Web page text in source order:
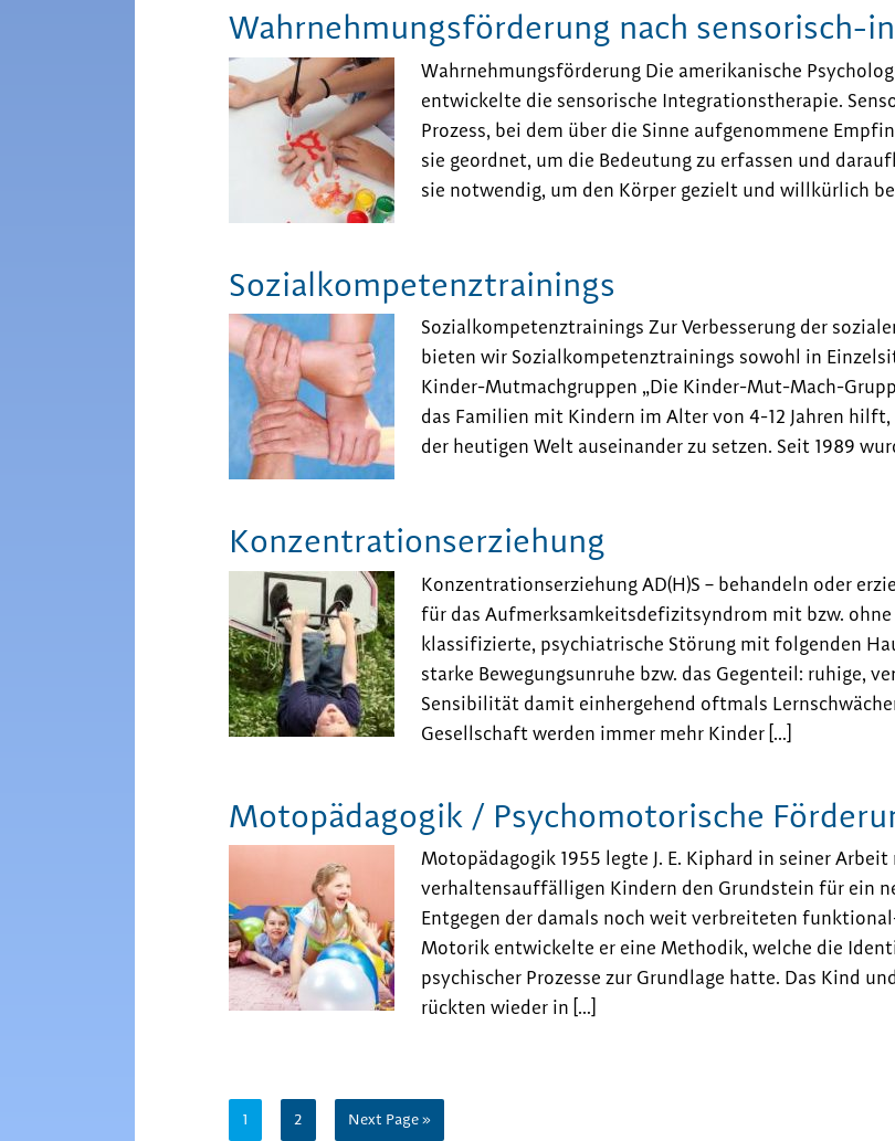
Wahrnehmungsförderung nach sensorisch-
Wahrnehmungsförderung Die amerikanische
entwickelte die sensorische Integrationstherapie.
Prozess, bei dem über die Sinne aufgenommene
sie geordnet, um die Bedeutung zu erfassen und
sie notwendig, um den Körper gezielt und willkürlich
Sozialkompetenztrainings
Sozialkompetenztrainings Zur Verbesserung der
bieten wir Sozialkompetenztrainings sowohl in
Kinder-Mutmachgruppen „Die Kinder-Mut-Mach-
das Familien mit Kindern im Alter von 4-12 Jahren
der heutigen Welt auseinander zu setzen. Seit 1989
Konzentrationserziehung
Konzentrationserziehung AD(H)S – behandeln oder
für das Aufmerksamkeitsdefizitsyndrom mit bzw.
klassifizierte, psychiatrische Störung mit folgenden
starke Bewegungsunruhe bzw. das Gegenteil: ruhige,
Sensibilität damit einhergehend oftmals
Gesellschaft werden immer mehr Kinder […]
Motopädagogik / Psychomotorische
Motopädagogik 1955 legte J. E. Kiphard in seiner
verhaltensauffälligen Kindern den Grundstein für ein
Entgegen der damals noch weit verbreiteten
Motorik entwickelte er eine Methodik, welche die
psychischer Prozesse zur Grundlage hatte. Das Kind
rückten wieder in […]
Seite
1 Seite
2
Go
Next Page »